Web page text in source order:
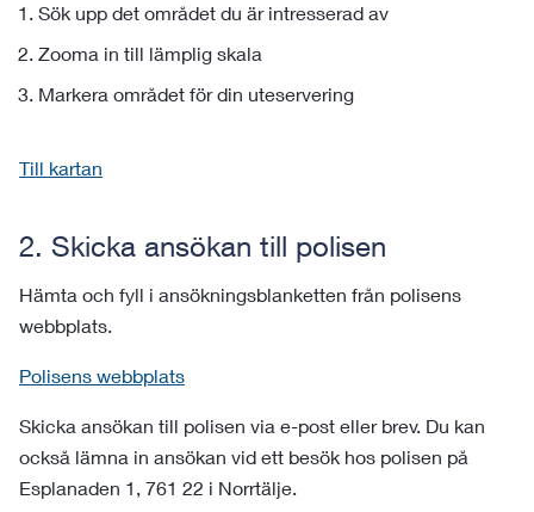
Sök upp det området du är intresserad av
Zooma in till lämplig skala
Markera området för din uteservering
Till kartan
2. Skicka ansökan till polisen
Hämta och fyll i ansökningsblanketten från polisens
webbplats.
Polisens webbplats
Skicka ansökan till polisen via e-post eller brev. Du kan
också lämna in ansökan vid ett besök hos polisen på
Esplanaden 1, 761 22 i Norrtälje.